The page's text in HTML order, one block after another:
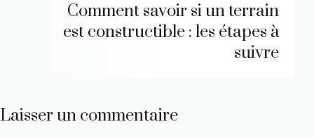
Comment savoir si un terrain
est constructible : les étapes à
suivre
Laisser un commentaire